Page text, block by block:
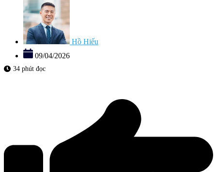
Hồ Hiếu
09/04/2026
34 phút đọc